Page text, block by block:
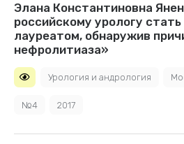
Элана Константиновна
российскому урологу
лауреатом, обнаружив
нефролитиаза»
Урология и андрология
№4 2017